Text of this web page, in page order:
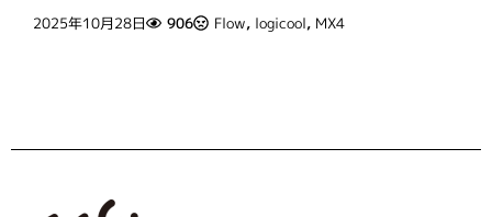
2025年10月28日 906 Flow, logicool, MX4